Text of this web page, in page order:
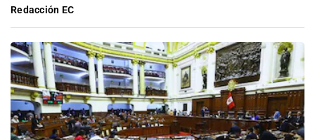
Redacción EC